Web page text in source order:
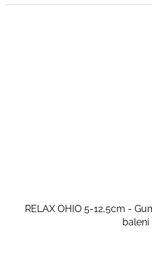
RELAX OHIO 5-12,5cm -
balení